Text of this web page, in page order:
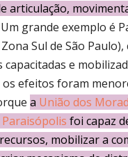
articulação,
Um grande exemplo é
Sul de São Paulo),
e
os efeitos foram
a União dos
foi capaz
mobilizar a